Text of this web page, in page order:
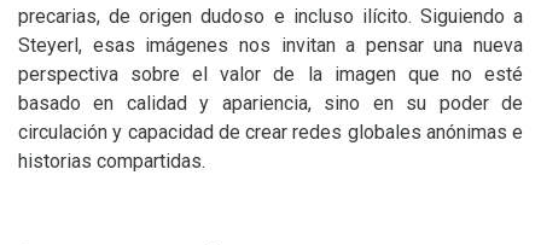
precarias, de origen dudoso e incluso ilícito. Siguiendo a
Steyerl, esas imágenes nos invitan a pensar una nueva
perspectiva sobre el valor de la imagen que no esté
basado en calidad y apariencia, sino en su poder de
circulación y capacidad de crear redes globales anónimas e
historias compartidas.